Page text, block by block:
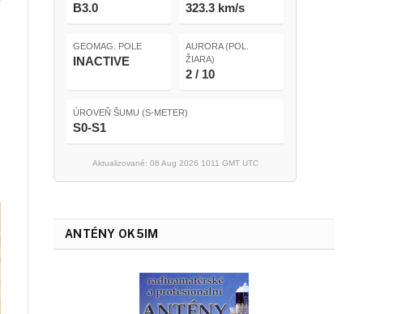
B3.0 323.3 km/s
GEOMAG. POLE
INACTIVE
AURORA (POL.
ŽIARA)
2 / 10
ÚROVEŇ ŠUMU (S-METER)
S0-S1
Aktualizované: 06 Aug 2026 1011 GMT UTC
ANTÉNY OK5IM